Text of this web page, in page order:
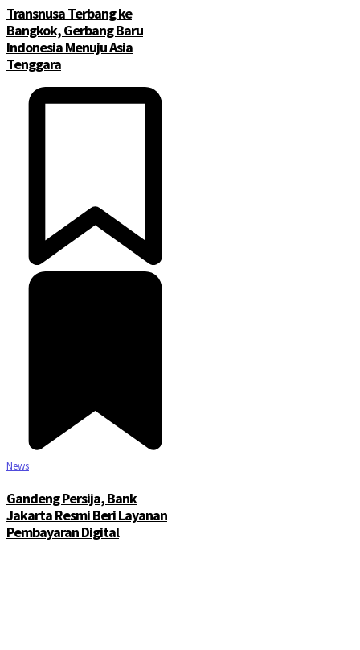
Transnusa Terbang ke
Bangkok, Gerbang Baru
Indonesia Menuju Asia
Tenggara
News
Gandeng Persija, Bank
Jakarta Resmi Beri Layanan
Pembayaran Digital